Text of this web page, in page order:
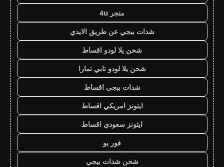
متجر 4u
شدات ببجي عن طريق الايدي
شحن يلا لودو اقساط
شحن يلا لودو تابي تمارا
شدات ببجي اقساط
ايتونز امريكي اقساط
ايتونز سعودي اقساط
فور يو
شحن شدات ببجي